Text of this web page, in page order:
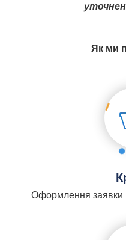
Як ми
Оформлення заявки